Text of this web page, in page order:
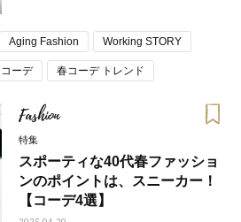
Aging Fashion Working STORY
ーデ 春コーデ トレンド
Fashion
特集
スポーティな40代春ファッショ
ンのポイントは、スニーカー！
【コーデ4選】